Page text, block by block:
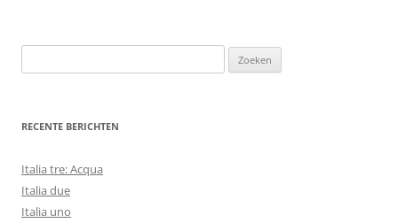
naar:
RECENTE BERICHTEN
Italia tre: Acqua
Italia due
Italia uno